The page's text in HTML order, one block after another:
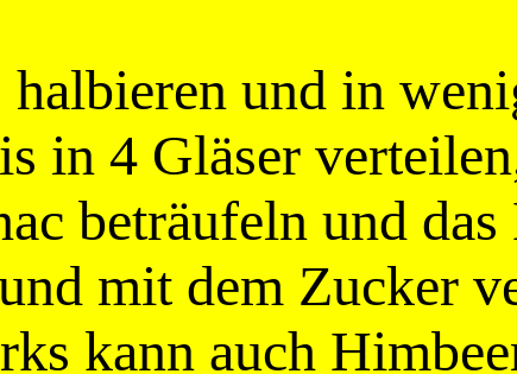
und in
in 4 Gläser
beträufeln und
mit dem Zucker
kann auch